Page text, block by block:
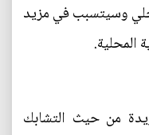
وسيتسبب في مزيد
المحلية.
من حيث التشابك